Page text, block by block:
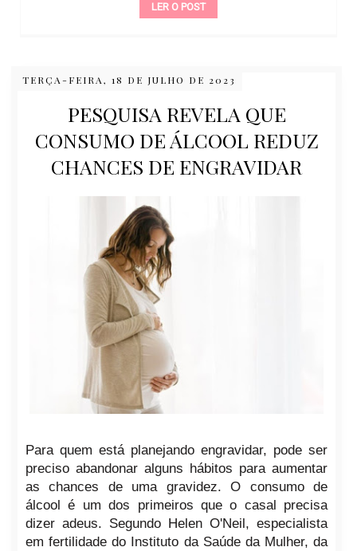
LER O POST
TERÇA-FEIRA, 18 DE JULHO DE 2023
PESQUISA REVELA QUE
CONSUMO DE ÁLCOOL REDUZ
CHANCES DE ENGRAVIDAR
Para quem está planejando engravidar, pode ser
preciso abandonar alguns hábitos para aumentar
as chances de uma gravidez. O consumo de
álcool é um dos primeiros que o casal precisa
dizer adeus. Segundo Helen O'Neil, especialista
em fertilidade do Instituto da Saúde da Mulher, da